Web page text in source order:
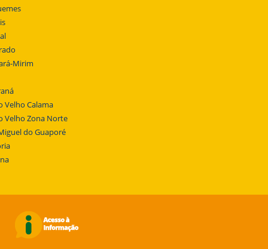
Mirim
Velho Calama
Velho Zona Norte
do Guaporé